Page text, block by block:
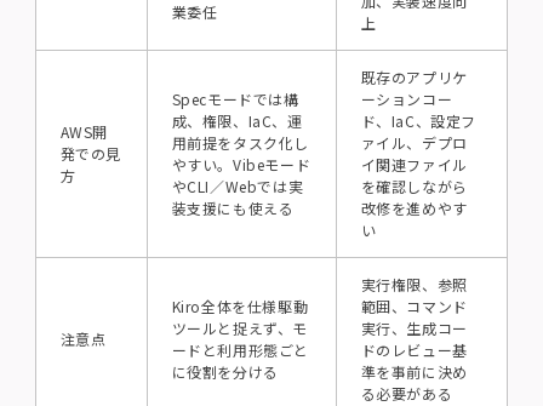
業委任
上
AWS開
発での見
方
Specモードでは構
成、権限、IaC、運
用前提をタスク化し
やすい。Vibeモード
やCLI／Webでは実
装支援にも使える
既存のアプリケ
ーションコー
ド、IaC、設定フ
ァイル、デプロ
イ関連ファイル
を確認しながら
改修を進めやす
い
注意点
Kiro全体を仕様駆動
ツールと捉えず、モ
ードと利用形態ごと
に役割を分ける
実行権限、参照
範囲、コマンド
実行、生成コー
ドのレビュー基
準を事前に決め
る必要がある